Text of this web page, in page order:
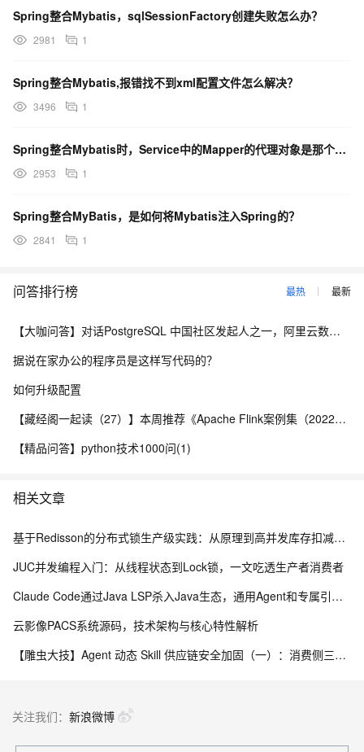
Spring整合Mybatis，sqlSessionFactory创建失败怎么办？
2981 1
Spring整合Mybatis,报错找不到xml配置文件怎么解决？
3496 1
Spring整合Mybatis时，Service中的Mapper的代理对象是那个框架生成的？
2953 1
Spring整合MyBatis，是如何将Mybatis注入Spring的？
2841 1
问答排行榜 最热 最新
【大咖问答】对话PostgreSQL 中国社区发起人之一，阿里云数据库高级专家 德哥
据说在家办公的程序员是这样写代码的？
如何升级配置
【藏经阁一起读（27）】本周推荐《Apache Flink案例集（2022版）》，你有哪些心得？
【精品问答】python技术1000问(1)
相关文章
基于Redisson的分布式锁生产级实践：从原理到高并发库存扣减实战
JUC并发编程入门：从线程状态到Lock锁，一文吃透生产者消费者
Claude Code通过Java LSP杀入Java生态，通用Agent和专属引擎差在哪
云影像PACS系统源码，技术架构与核心特性解析
【雕虫大技】Agent 动态 Skill 供应链安全加固（一）：消费侧三层防线实战
关注我们： 新浪微博